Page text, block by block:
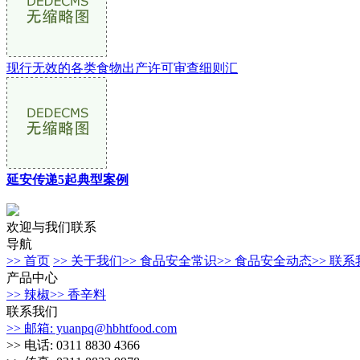
现行无效的各类食物出产许可审查细则汇
延安传递5起典型案例
欢迎与我们联系
导航
>> 首页 >> 关于我们>> 食品安全常识>> 食品安全动态>> 联系
产品中心
>> 辣椒>> 香辛料
联系我们
>> 邮箱: yuanpq@hbhtfood.com
>> 电话: 0311 8830 4366